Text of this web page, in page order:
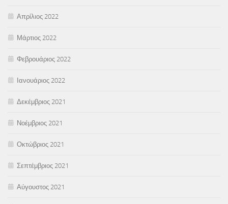
Απρίλιος 2022
Μάρτιος 2022
Φεβρουάριος 2022
Ιανουάριος 2022
Δεκέμβριος 2021
Νοέμβριος 2021
Οκτώβριος 2021
Σεπτέμβριος 2021
Αύγουστος 2021